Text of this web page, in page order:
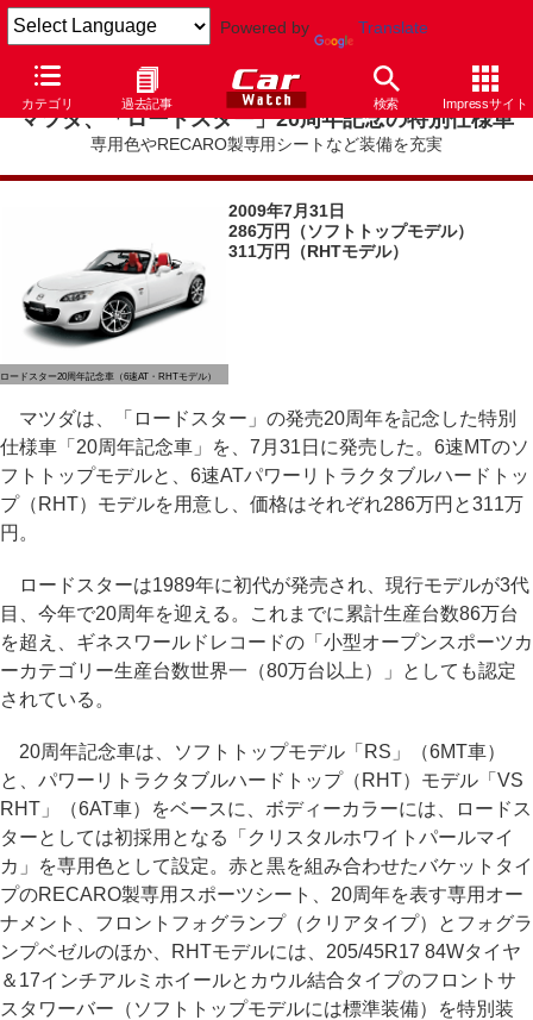
Powered by Translate
カテゴリ 過去記事 検索 Impressサイト
マツダ、「ロードスター」20周年記念の特別仕様車
専用色やRECARO製専用シートなど装備を充実
ロードスター20周年記念車（6速AT・RHTモデル）
2009年7月31日
286万円（ソフトトップモデル）
311万円（RHTモデル）
マツダは、「ロードスター」の発売20周年を記念した特別
仕様車「20周年記念車」を、7月31日に発売した。6速MTのソ
フトトップモデルと、6速ATパワーリトラクタブルハードトッ
プ（RHT）モデルを用意し、価格はそれぞれ286万円と311万
円。
ロードスターは1989年に初代が発売され、現行モデルが3代
目、今年で20周年を迎える。これまでに累計生産台数86万台
を超え、ギネスワールドレコードの「小型オープンスポーツカ
ーカテゴリー生産台数世界一（80万台以上）」としても認定
されている。
20周年記念車は、ソフトトップモデル「RS」（6MT車）
と、パワーリトラクタブルハードトップ（RHT）モデル「VS
RHT」（6AT車）をベースに、ボディーカラーには、ロードス
ターとしては初採用となる「クリスタルホワイトパールマイ
カ」を専用色として設定。赤と黒を組み合わせたバケットタイ
プのRECARO製専用スポーツシート、20周年を表す専用オー
ナメント、フロントフォグランプ（クリアタイプ）とフォグラ
ンプベゼルのほか、RHTモデルには、205/45R17 84Wタイヤ
＆17インチアルミホイールとカウル結合タイプのフロントサ
スタワーバー（ソフトトップモデルには標準装備）を特別装